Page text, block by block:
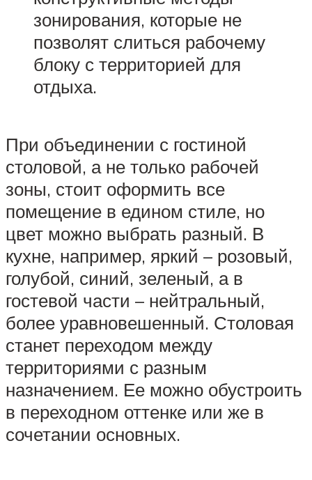
зонирования, которые не
позволят слиться рабочему
блоку с территорией для
отдыха.
При объединении с гостиной
столовой, а не только рабочей
зоны, стоит оформить все
помещение в едином стиле, но
цвет можно выбрать разный. В
кухне, например, яркий – розовый,
голубой, синий, зеленый, а в
гостевой части – нейтральный,
более уравновешенный. Столовая
станет переходом между
территориями с разным
назначением. Ее можно обустроить
в переходном оттенке или же в
сочетании основных.